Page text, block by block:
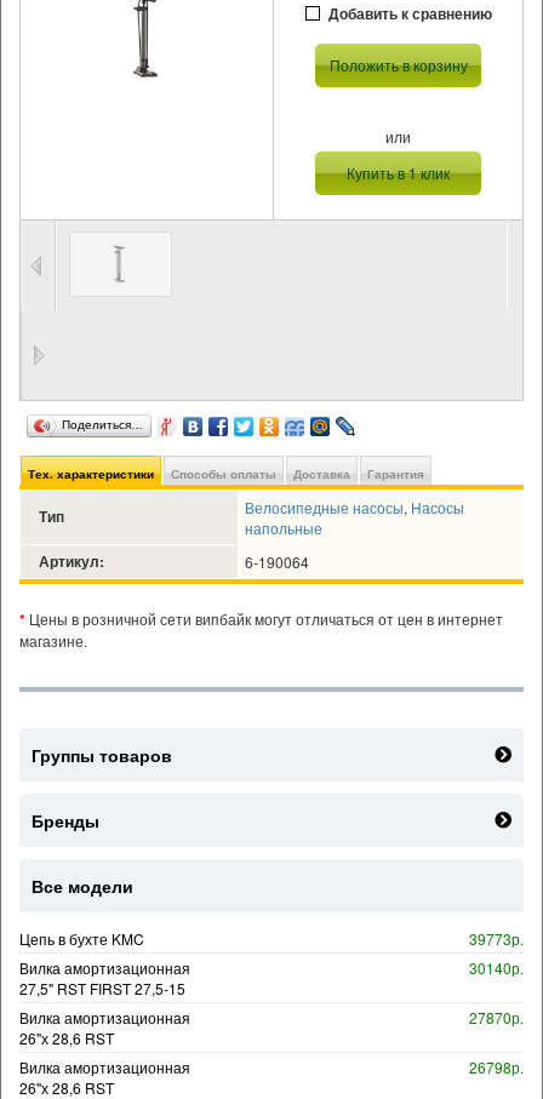
Добавить к сравнению
Положить в корзину
или
Купить в 1 клик
Поделиться…
Тех. характеристики Способы оплаты Доставка Гарантия
Тип Велосипедные насосы, Насосы
напольные
Артикул: 6-190064
* Цены в розничной сети випбайк могут отличаться от цен в интернет
магазине.
Группы товаров
Бренды
Все модели
Цепь в бухте KMC
39773р.
Вилка амортизационная
27,5" RST FIRST 27,5-15
30140р.
Вилка амортизационная
26"х 28,6 RST
27870р.
Вилка амортизационная
26"х 28,6 RST
26798р.